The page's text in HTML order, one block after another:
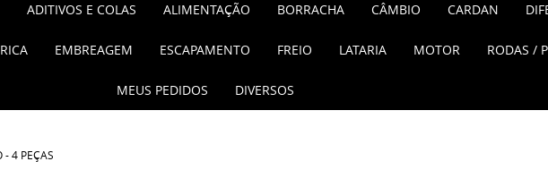
ADITIVOS E COLAS ALIMENTAÇÃO BORRACHA CÂMBIO CARDAN
EMBREAGEM ESCAPAMENTO FREIO LATARIA MOTOR RODAS /
MEUS PEDIDOS DIVERSOS
- 4 PEÇAS